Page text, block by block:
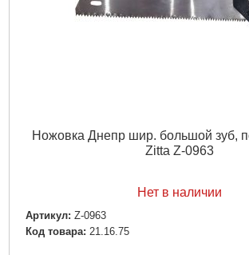
Ножовка Днепр шир. большой зуб,
Zitta Z-0963
Нет в наличии
Артикул: Z-0963
Код товара: 21.16.75